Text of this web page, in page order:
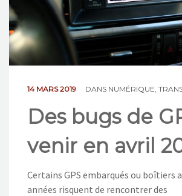
CONTACT
14 MARS 2019 DANS NUMÉRIQUE
Des bugs de
venir en avril
Certains GPS embarqués ou boîtiers
années risquent de rencontrer des